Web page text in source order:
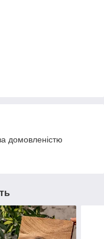
домовленістю